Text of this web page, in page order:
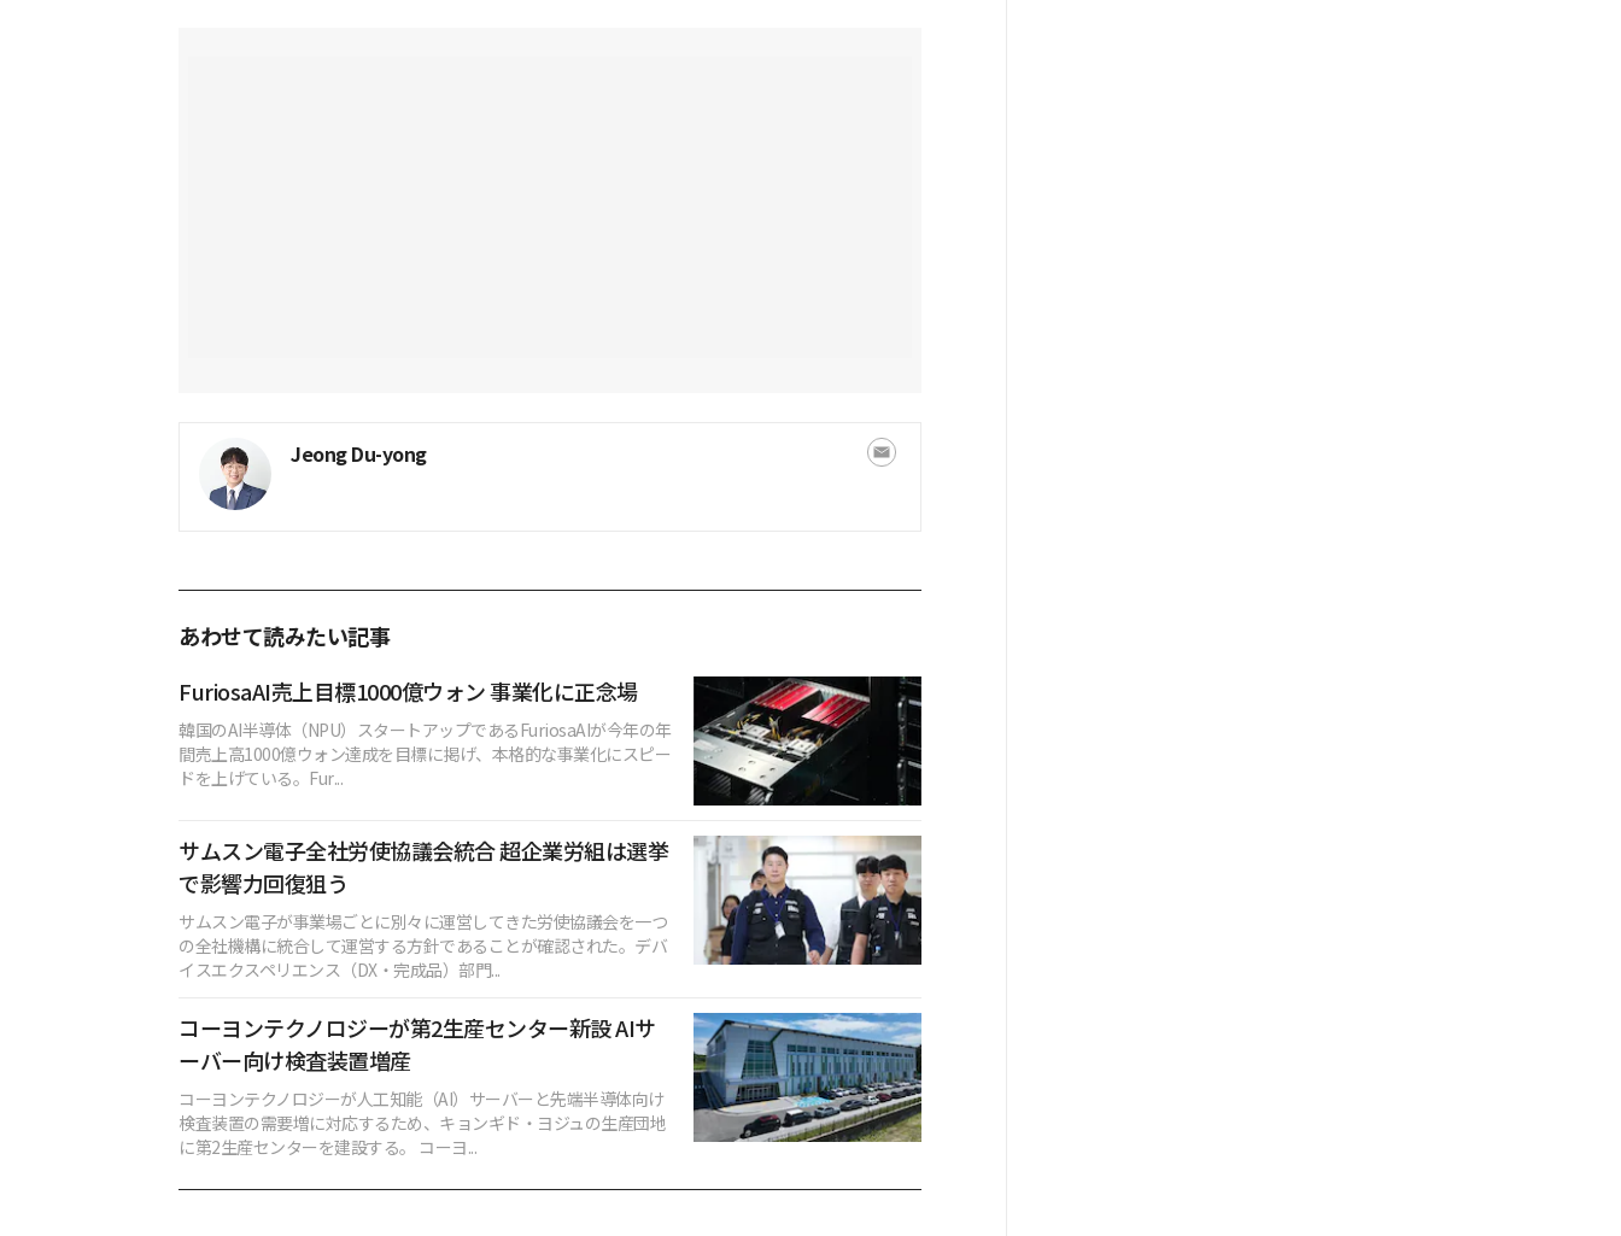
Jeong Du-yong
あわせて読みたい記事
FuriosaAI売上目標1000億ウォン 事業化に正念場
韓国のAI半導体（NPU）スタートアップであるFuriosaAIが今年の年
間売上高1000億ウォン達成を目標に掲げ、本格的な事業化にスピー
ドを上げている。Fur...
サムスン電子全社労使協議会統合 超企業労組は選挙
で影響力回復狙う
サムスン電子が事業場ごとに別々に運営してきた労使協議会を一つ
の全社機構に統合して運営する方針であることが確認された。デバ
イスエクスペリエンス（DX・完成品）部門...
コーヨンテクノロジーが第2生産センター新設 AIサ
ーバー向け検査装置増産
コーヨンテクノロジーが人工知能（AI）サーバーと先端半導体向け
検査装置の需要増に対応するため、キョンギド・ヨジュの生産団地
に第2生産センターを建設する。 コーヨ...